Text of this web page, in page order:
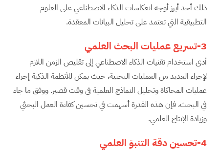
ذلك أحد أبرز أوجه انعكاسات الذكاء الاصطناعي على العلوم
التطبيقية التي تعتمد على تحليل البيانات المعقدة.
3-تسريع عمليات البحث العلمي
أدى استخدام تقنيات الذكاء الاصطناعي إلى تقليص الزمن اللازم
لإجراء العديد من العمليات البحثية، حيث يمكن للأنظمة الذكية إجراء
عمليات المحاكاة وتحليل النماذج العلمية في وقت قصير. ووفق ما جاء
في البحث، فإن هذه القدرة أسهمت في تحسين كفاءة العمل البحثي
وزيادة الإنتاج العلمي.
4-تحسين دقة التنبؤ العلمي